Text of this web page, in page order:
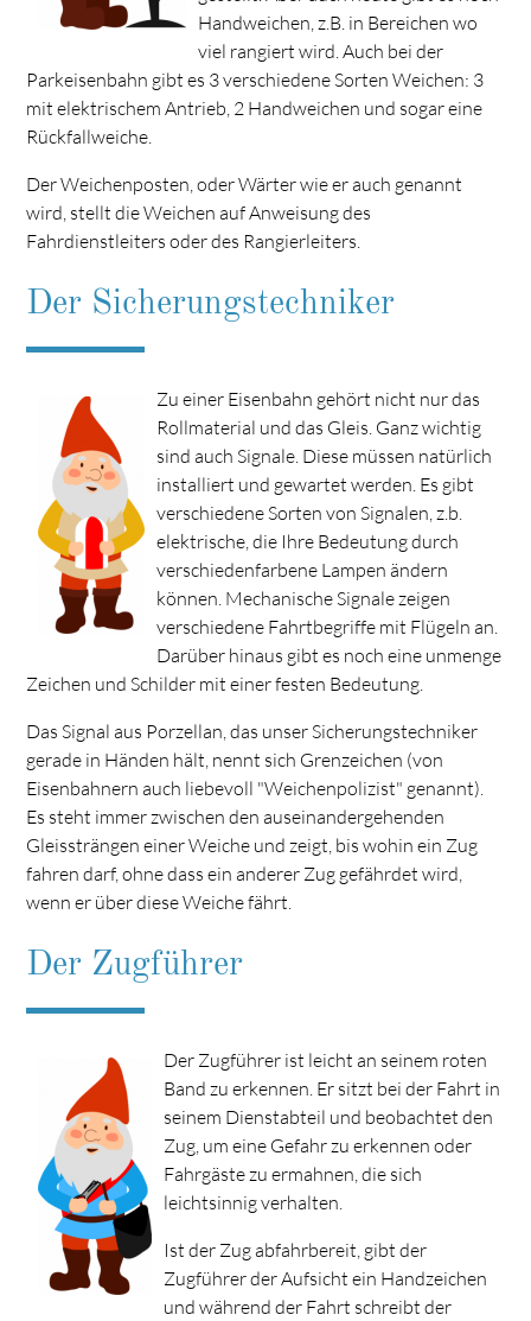
Handweichen, z.B. in Bereichen wo
viel rangiert wird. Auch bei der
Parkeisenbahn gibt es 3 verschiedene Sorten Weichen: 3
mit elektrischem Antrieb, 2 Handweichen und sogar eine
Rückfallweiche.
Der Weichenposten, oder Wärter wie er auch genannt
wird, stellt die Weichen auf Anweisung des
Fahrdienstleiters oder des Rangierleiters.
Der Sicherungstechniker
Zu einer Eisenbahn gehört nicht nur das
Rollmaterial und das Gleis. Ganz wichtig
sind auch Signale. Diese müssen natürlich
installiert und gewartet werden. Es gibt
verschiedene Sorten von Signalen, z.b.
elektrische, die Ihre Bedeutung durch
verschiedenfarbene Lampen ändern
können. Mechanische Signale zeigen
verschiedene Fahrtbegriffe mit Flügeln an.
Darüber hinaus gibt es noch eine unmenge
Zeichen und Schilder mit einer festen Bedeutung.
Das Signal aus Porzellan, das unser Sicherungstechniker
gerade in Händen hält, nennt sich Grenzeichen (von
Eisenbahnern auch liebevoll "Weichenpolizist" genannt).
Es steht immer zwischen den auseinandergehenden
Gleissträngen einer Weiche und zeigt, bis wohin ein Zug
fahren darf, ohne dass ein anderer Zug gefährdet wird,
wenn er über diese Weiche fährt.
Der Zugführer
Der Zugführer ist leicht an seinem roten
Band zu erkennen. Er sitzt bei der Fahrt in
seinem Dienstabteil und beobachtet den
Zug, um eine Gefahr zu erkennen oder
Fahrgäste zu ermahnen, die sich
leichtsinnig verhalten.
Ist der Zug abfahrbereit, gibt der
Zugführer der Aufsicht ein Handzeichen
und während der Fahrt schreibt der